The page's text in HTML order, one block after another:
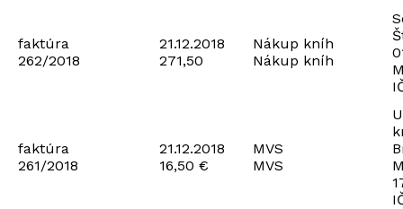
faktúra
262/2018
21.12.2018
271,50
Nákup kníh
Nákup kníh
faktúra
261/2018
21.12.2018
16,50 €
MVS
MVS